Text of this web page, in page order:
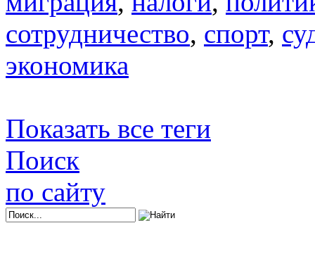
сотрудничество, спорт,
экономика
Показать все теги
Поиск
по сайту